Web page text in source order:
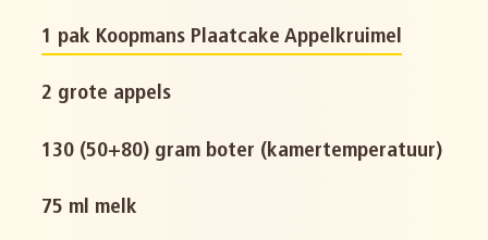
1 pak Koopmans Plaatcake Appelkruimel
2 grote appels
130 (50+80) gram boter (kamertemperatuur)
75 ml melk